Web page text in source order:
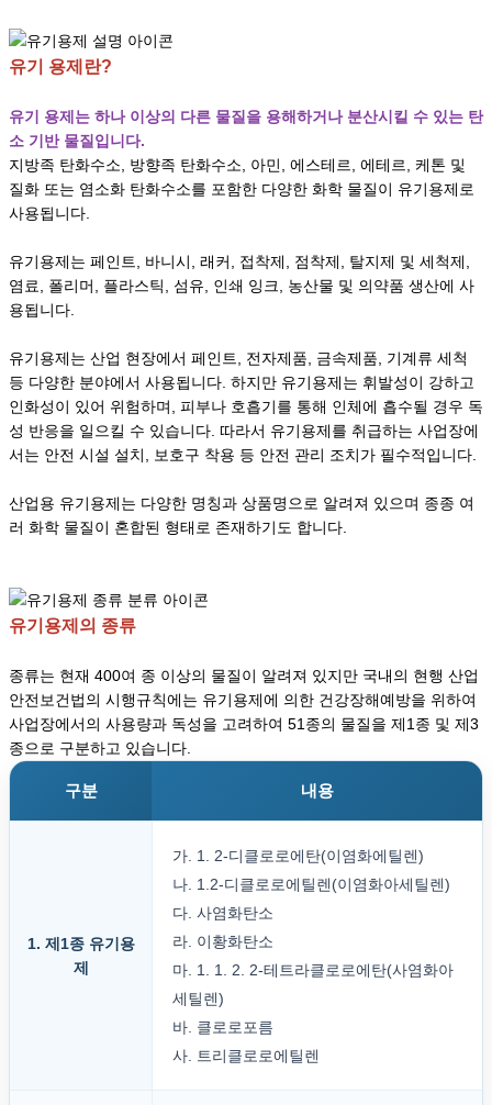
유기 용제란?
유기 용제는 하나 이상의 다른 물질을 용해하거나 분산시킬 수 있는 탄
소 기반 물질입니다.
지방족 탄화수소, 방향족 탄화수소, 아민, 에스테르, 에테르, 케톤 및
질화 또는 염소화 탄화수소를 포함한 다양한 화학 물질이 유기용제로
사용됩니다.
유기용제는 페인트, 바니시, 래커, 접착제, 점착제, 탈지제 및 세척제,
염료, 폴리머, 플라스틱, 섬유, 인쇄 잉크, 농산물 및 의약품 생산에 사
용됩니다.
유기용제는 산업 현장에서 페인트, 전자제품, 금속제품, 기계류 세척
등 다양한 분야에서 사용됩니다. 하지만 유기용제는 휘발성이 강하고
인화성이 있어 위험하며, 피부나 호흡기를 통해 인체에 흡수될 경우 독
성 반응을 일으킬 수 있습니다. 따라서 유기용제를 취급하는 사업장에
서는 안전 시설 설치, 보호구 착용 등 안전 관리 조치가 필수적입니다.
산업용 유기용제는 다양한 명칭과 상품명으로 알려져 있으며 종종 여
러 화학 물질이 혼합된 형태로 존재하기도 합니다.
유기용제의 종류
종류는 현재 400여 종 이상의 물질이 알려져 있지만 국내의 현행 산업
안전보건법의 시행규칙에는 유기용제에 의한 건강장해예방을 위하여
사업장에서의 사용량과 독성을 고려하여 51종의 물질을 제1종 및 제3
종으로 구분하고 있습니다.
구분 내용
1. 제1종 유기용
제
가. 1. 2-디클로로에탄(이염화에틸렌)
나. 1.2-디클로로에틸렌(이염화아세틸렌)
다. 사염화탄소
라. 이황화탄소
마. 1. 1. 2. 2-테트라클로로에탄(사염화아
세틸렌)
바. 클로로포름
사. 트리클로로에틸렌